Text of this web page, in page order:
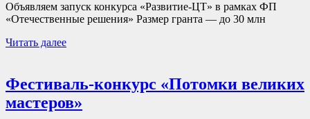
Объявляем запуск конкурса «Развитие-ЦТ» в рамках ФП
«Отечественные решения» Размер гранта — до 30 млн
Читать далее
Фестиваль-конкурс «Потомки великих
мастеров»